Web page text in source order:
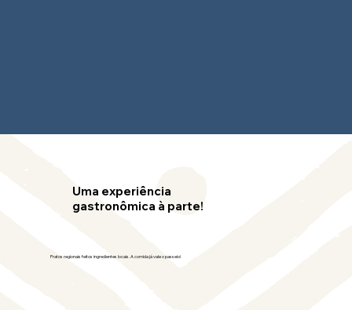
Uma experiência
gastronômica à parte!
Pratos regionais feitos ingredientes locais. A comida já vale o passeio!